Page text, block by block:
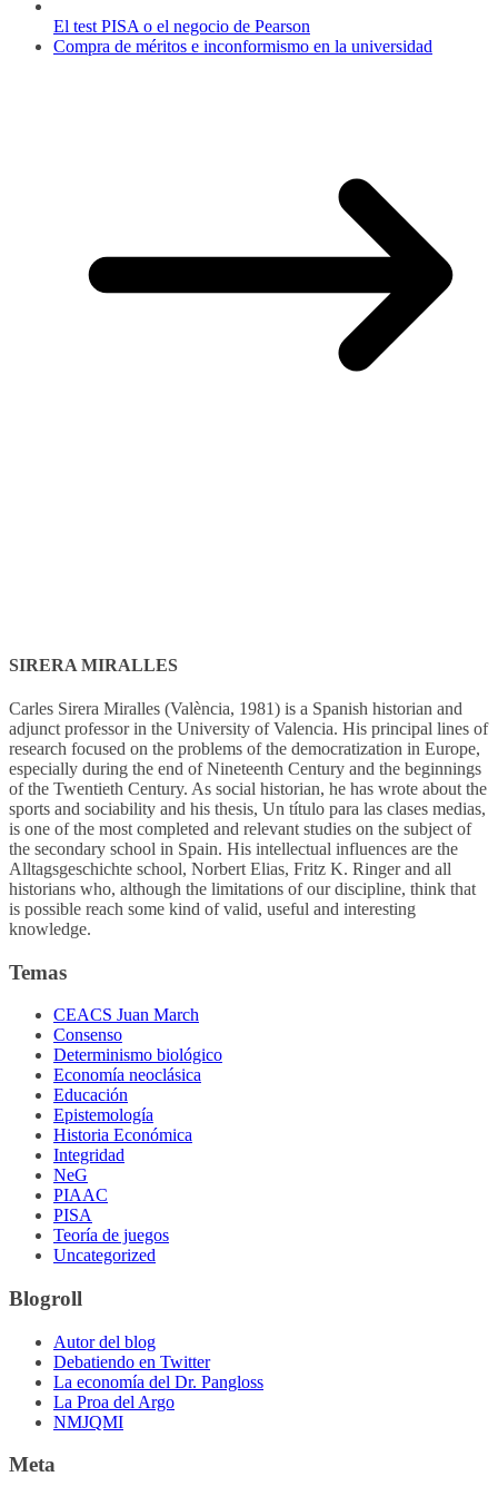
El test PISA o el negocio de Pearson
Compra de méritos e inconformismo en la universidad
SIRERA MIRALLES
Carles Sirera Miralles (València, 1981) is a Spanish historian and
adjunct professor in the University of Valencia. His principal lines of
research focused on the problems of the democratization in Europe,
especially during the end of Nineteenth Century and the beginnings
of the Twentieth Century. As social historian, he has wrote about the
sports and sociability and his thesis, Un título para las clases medias,
is one of the most completed and relevant studies on the subject of
the secondary school in Spain. His intellectual influences are the
Alltagsgeschichte school, Norbert Elias, Fritz K. Ringer and all
historians who, although the limitations of our discipline, think that
is possible reach some kind of valid, useful and interesting
knowledge.
Temas
CEACS Juan March
Consenso
Determinismo biológico
Economía neoclásica
Educación
Epistemología
Historia Económica
Integridad
NeG
PIAAC
PISA
Teoría de juegos
Uncategorized
Blogroll
Autor del blog
Debatiendo en Twitter
La economía del Dr. Pangloss
La Proa del Argo
NMJQMI
Meta